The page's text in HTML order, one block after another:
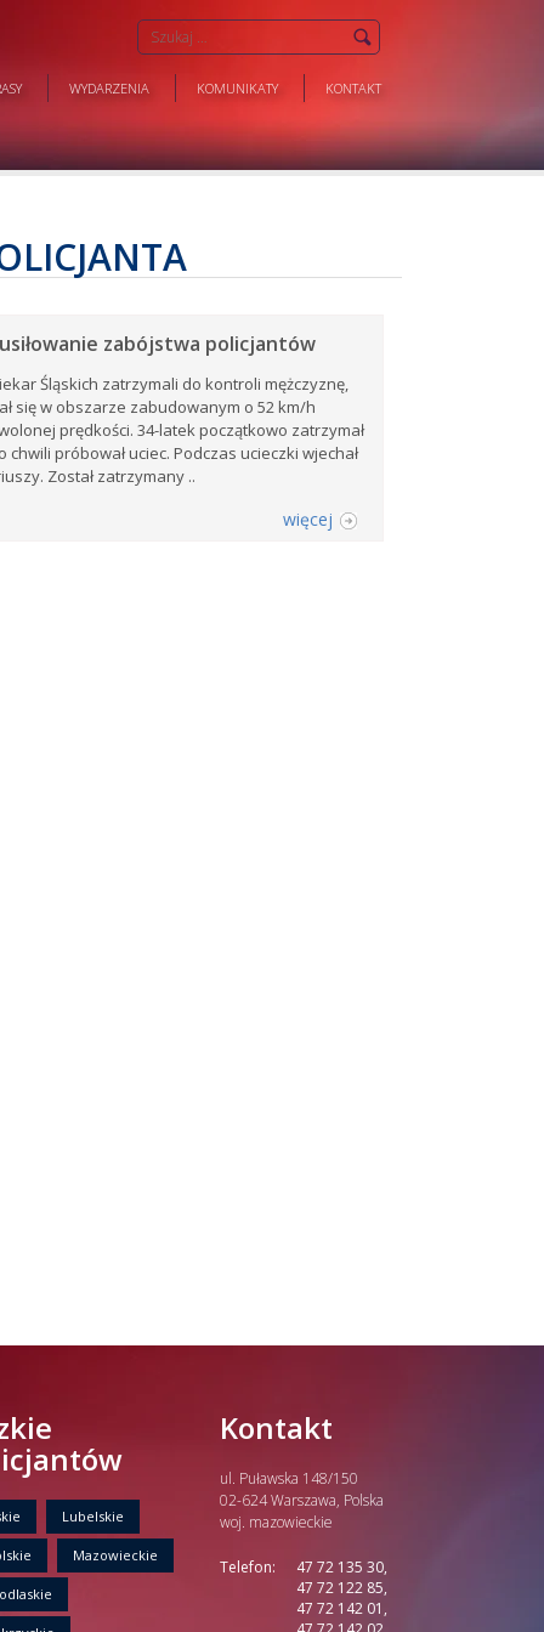
WYDARZENIA KOMUNIKATY KONTAKT
zabójstwa policjantów
Śląskich zatrzymali do kontroli mężczyznę,
się w obszarze zabudowanym o 52 km/h
prędkości. 34-latek początkowo zatrzymał
chwili próbował uciec. Podczas ucieczki wjechał
Został zatrzymany ..
więcej
Lubelskie
Mazowieckie
Kontakt
ul. Puławska 148/150
02-624 Warszawa, Polska
woj. mazowieckie
Telefon:
47 72 135 30,
47 72 122 85,
47 72 142 01,